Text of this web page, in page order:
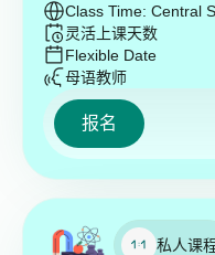
Class Time: Central
灵活上课天数
Flexible Date
母语教师
报名
私人课